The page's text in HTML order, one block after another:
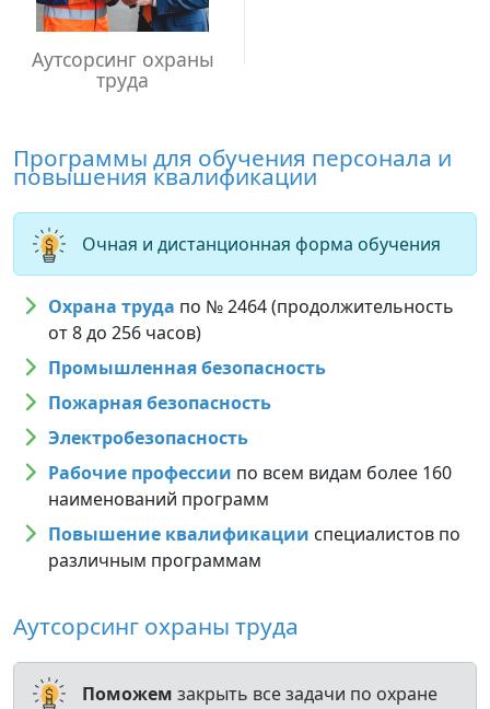
Аутсорсинг охраны
труда
Программы для обучения персонала и
повышения квалификации
Очная и дистанционная форма обучения
Охрана труда по № 2464 (продолжительность
от 8 до 256 часов)
Промышленная безопасность
Пожарная безопасность
Электробезопасность
Рабочие профессии по всем видам более 160
наименований программ
Повышение квалификации специалистов по
различным программам
Аутсорсинг охраны труда
Поможем закрыть все задачи по охране